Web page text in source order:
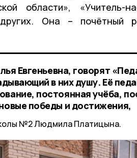
области», «Учитель-
других. Она – почётный
Евгеньевна, говорят
в них душу. Её
постоянная учёба,
победы и достижения,
№2 Людмила Платицына.